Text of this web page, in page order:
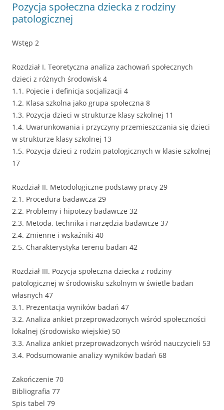
Pozycja społeczna dziecka z rodziny
patologicznej
Wstęp 2
Rozdział I. Teoretyczna analiza zachowań społecznych
dzieci z różnych środowisk 4
1.1. Pojecie i definicja socjalizacji 4
1.2. Klasa szkolna jako grupa społeczna 8
1.3. Pozycja dzieci w strukturze klasy szkolnej 11
1.4. Uwarunkowania i przyczyny przemieszczania się dzieci
w strukturze klasy szkolnej 13
1.5. Pozycja dzieci z rodzin patologicznych w klasie szkolnej
17
Rozdział II. Metodologiczne podstawy pracy 29
2.1. Procedura badawcza 29
2.2. Problemy i hipotezy badawcze 32
2.3. Metoda, technika i narzędzia badawcze 37
2.4. Zmienne i wskaźniki 40
2.5. Charakterystyka terenu badan 42
Rozdział III. Pozycja społeczna dziecka z rodziny
patologicznej w środowisku szkolnym w świetle badan
własnych 47
3.1. Prezentacja wyników badań 47
3.2. Analiza ankiet przeprowadzonych wśród społeczności
lokalnej (środowisko wiejskie) 50
3.3. Analiza ankiet przeprowadzonych wśród nauczycieli 53
3.4. Podsumowanie analizy wyników badań 68
Zakończenie 70
Bibliografia 77
Spis tabel 79